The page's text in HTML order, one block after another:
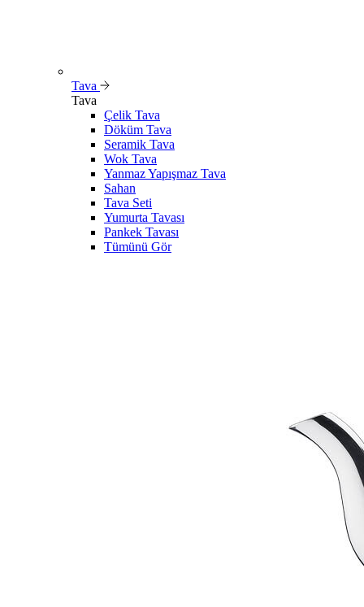
Tava
Tava
Çelik Tava
Döküm Tava
Seramik Tava
Wok Tava
Yanmaz Yapışmaz Tava
Sahan
Tava Seti
Yumurta Tavası
Pankek Tavası
Tümünü Gör